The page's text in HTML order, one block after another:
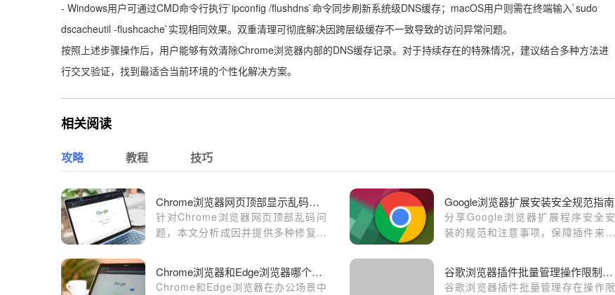
- Windows用户可通过CMD命令行执行`ipconfig /flushdns`命令同步刷新系统级DNS缓存；macOS用户则需在终端输入`sudo
dscacheutil -flushcache`实现相同效果。双重清理可彻底解决因跨层级缓存不一致导致的访问异常问题。
按照上述步骤操作后，用户能够有效清除Chrome浏览器内部的DNS缓存记录。对于持续存在的特殊情况，建议结合多种方法进
行交叉验证，找到最适合当前环境的个性化解决方案。
相关阅读
攻略 教程 技巧
Chrome浏览器网页顶部显示乱码的处理技巧
针对Chrome浏览器网页顶部乱码问
题，本文分析成因并提供多种修复技
Google浏览器扩展安装安全规范指南
分享Google浏览器扩展程序安全安
装的规范和注意事项，保障插件来源
Chrome浏览器和Edge浏览器哪个更适合办公使用
Chrome和Edge浏览器在办公场景中
谷歌浏览器插件批量管理操作限制分析
谷歌浏览器插件批量管理存在操作限